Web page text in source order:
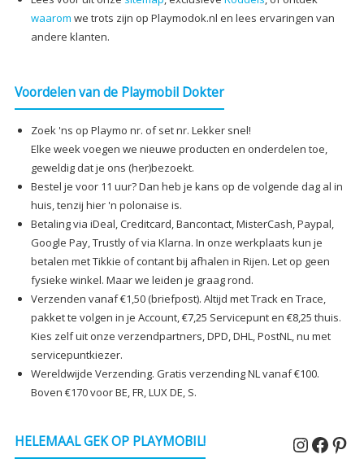
waarom we trots zijn op Playmodok.nl en lees ervaringen van
andere klanten.
Voordelen van de Playmobil Dokter
Zoek 'ns op Playmo nr. of set nr. Lekker snel!
Elke week voegen we nieuwe producten en onderdelen toe,
geweldig dat je ons (her)bezoekt.
Bestel je voor 11 uur? Dan heb je kans op de volgende dag al in
huis, tenzij hier 'n polonaise is.
Betaling via iDeal, Creditcard, Bancontact, MisterCash, Paypal,
Google Pay, Trustly of via Klarna. In onze werkplaats kun je
betalen met Tikkie of contant bij afhalen in Rijen. Let op geen
fysieke winkel. Maar we leiden je graag rond.
Verzenden vanaf €1,50 (briefpost). Altijd met Track en Trace,
pakket te volgen in je Account, €7,25 Servicepunt en €8,25 thuis.
Kies zelf uit onze verzendpartners, DPD, DHL, PostNL, nu met
servicepuntkiezer.
Wereldwijde Verzending. Gratis verzending NL vanaf €100.
Boven €170 voor BE, FR, LUX DE, S.
HELEMAAL GEK OP PLAYMOBIL!